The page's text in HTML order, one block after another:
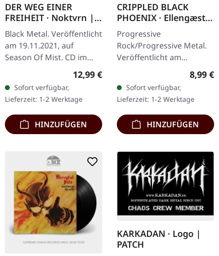
DER WEG EINER
FREIHEIT · Noktvrn |
DIGIPAK CD
Black Metal. Veröffentlicht
am 19.11.2021, auf
Season Of Mist. CD im
Deluxe-DigiPak mit 8-
seitigem Booklet. Das
Album 'Noktvrn' der
deutschen Band…
Regulärer Preis:
12,99 €
Sofort verfügbar,
Lieferzeit: 1-2 Werktage
HINZUFÜGEN
CRIPPLED BLACK
PHOENIX · Ellengæst |
DIGIPAK CD
Progressive
Rock/Progressive Metal.
Veröffentlicht am
09.10.2020, auf Season Of
Mist. CD im DigiPak mit
20-seitigem Booklet.
"Ellengæst," das
neueste…
8,99 €
Sofort verfügbar,
Lieferzeit: 1-2 Werktage
HINZUFÜGEN
KARKADAN · Logo |
PATCH